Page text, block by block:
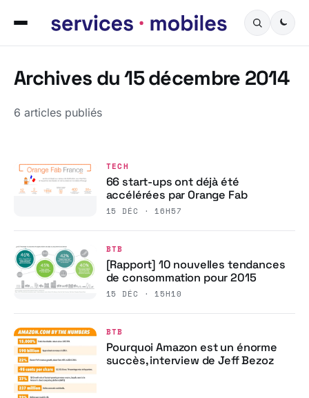
Archives du 15 décembre 2014
6 articles publiés
TECH
66 start-ups ont déjà été
accélérées par Orange Fab
15 DÉC · 16H57
BTB
[Rapport] 10 nouvelles tendances
de consommation pour 2015
15 DÉC · 15H10
BTB
Pourquoi Amazon est un énorme
succès, interview de Jeff Bezoz